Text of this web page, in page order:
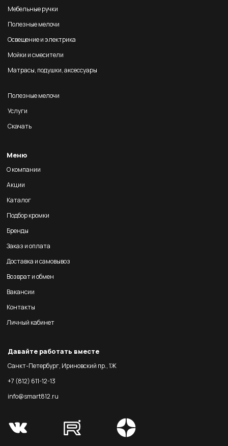
Мебельные ручки
Полезные мелочи
Освещение и электрика
Мойки и смесители
Матрасы, подушки, аксессуары
Полезные мелочи
Услуги
Скачать
Меню
О компании
Акции
Каталог
Подбор кромки
Бренды
Заказ и оплата
Доставка и самовывоз
Возврат и обмен
Вакансии
Контакты
Личный кабинет
Давайте работать вместе
Санкт-Петербург, Ириновский пр., 1Ж
+7 (812) 611-12-13
info@smart812.ru